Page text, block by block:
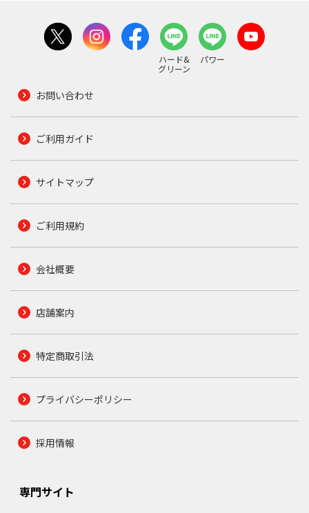
ハード&
グリーン
パワー
お問い合わせ
ご利用ガイド
サイトマップ
ご利用規約
会社概要
店舗案内
特定商取引法
プライバシーポリシー
採用情報
専門サイト